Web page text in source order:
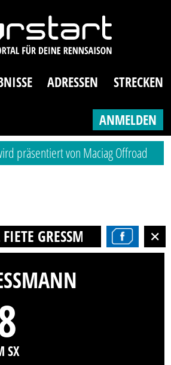
ADRESSEN STRECKEN
ANMELDEN
präsentiert von Maciag Offroad
GRESSMANN
SX